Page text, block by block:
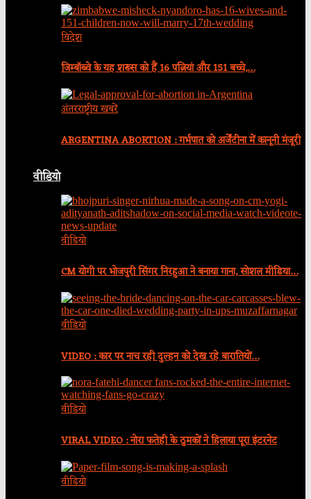
विदेश
जिम्बॉब्वे के यह शख्स को हैं 16 पत्नियां और 151 बच्चे,…
अंतरराष्ट्रीय खबरें
ARGENTINA ABORTION : गर्भपात को अर्जेंटीना में कानूनी मंजूरी
वीडियो
वीडियो
CM योगी पर भोजपुरी सिंगर निरहुआ ने बनाया गाना, सोशल मीडिया…
वीडियो
VIDEO : कार पर नाच रही दुल्हन को देख रहे बारातियों…
वीडियो
VIRAL VIDEO : नोरा फतेही के ठुमकों ने हिलाया पूरा इंटरनेट
वीडियो